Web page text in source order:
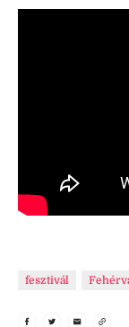
fesztivál